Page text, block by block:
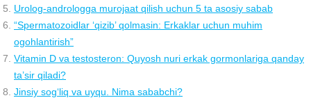
Urolog-andrologga murojaat qilish uchun 5 ta asosiy sabab
“Spermatozoidlar ‘qizib’ qolmasin: Erkaklar uchun muhim
ogohlantirish”
Vitamin D va testosteron: Quyosh nuri erkak gormonlariga qanday
ta’sir qiladi?
Jinsiy sog‘liq va uyqu. Nima sababchi?